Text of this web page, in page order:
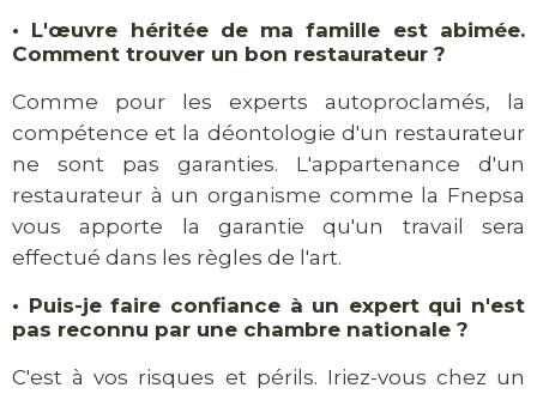
• L'œuvre héritée de ma famille est abimée.
Comment trouver un bon restaurateur ?
Comme pour les experts autoproclamés, la
compétence et la déontologie d'un restaurateur
ne sont pas garanties. L'appartenance d'un
restaurateur à un organisme comme la Fnepsa
vous apporte la garantie qu'un travail sera
effectué dans les règles de l'art.
• Puis-je faire confiance à un expert qui n'est
pas reconnu par une chambre nationale ?
C'est à vos risques et périls. Iriez-vous chez un